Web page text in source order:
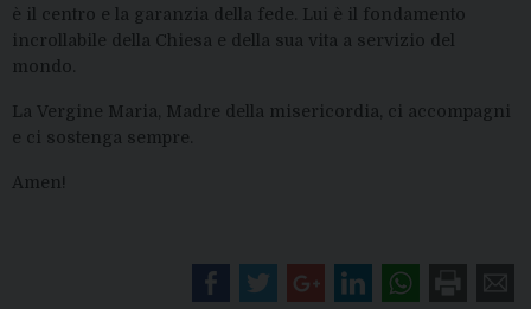
è il centro e la garanzia della fede. Lui è il fondamento
incrollabile della Chiesa e della sua vita a servizio del
mondo.
La Vergine Maria, Madre della misericordia, ci accompagni
e ci sostenga sempre.
Amen!